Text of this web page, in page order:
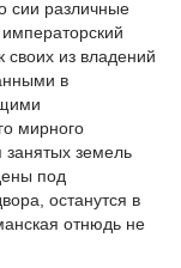
сии различные
своих из владений
в
мирного
земель
под
останутся в
отнюдь не